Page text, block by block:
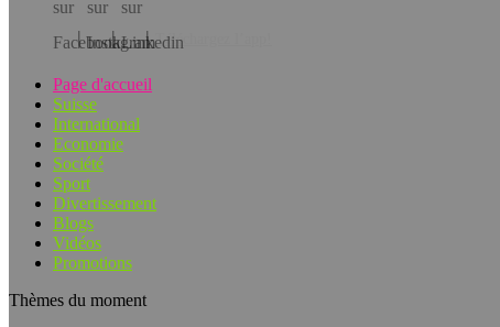
Téléchargez l’app!
Page d'accueil
Suisse
International
Economie
Société
Sport
Divertissement
Blogs
Vidéos
Promotions
Thèmes du moment